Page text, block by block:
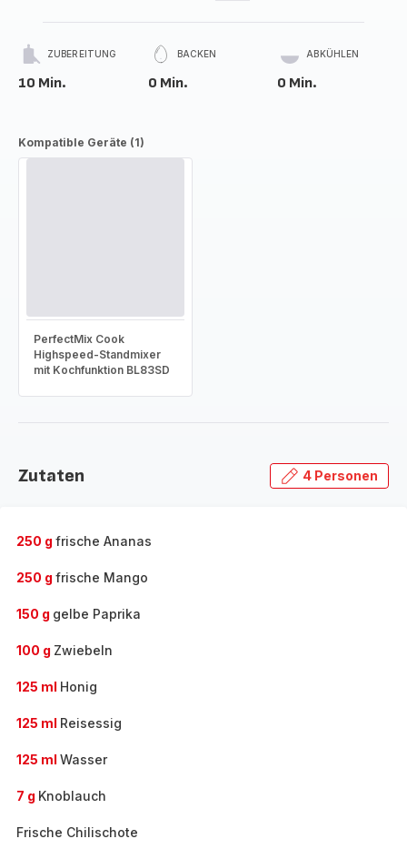
ZUBEREITUNG
10 Min.
BACKEN
0 Min.
ABKÜHLEN
0 Min.
Kompatible Geräte (1)
PerfectMix Cook
Highspeed-Standmixer
mit Kochfunktion BL83SD
Zutaten 4 Personen
250 g frische Ananas
250 g frische Mango
150 g gelbe Paprika
100 g Zwiebeln
125 ml Honig
125 ml Reisessig
125 ml Wasser
7 g Knoblauch
Frische Chilischote